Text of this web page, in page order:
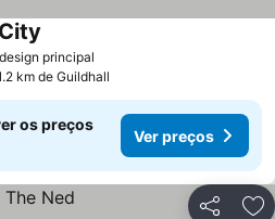
principal
km de Guildhall
os preços
Ver preços